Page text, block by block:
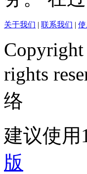
关于我们 | 联系我们 |
rights
络
建议使
版